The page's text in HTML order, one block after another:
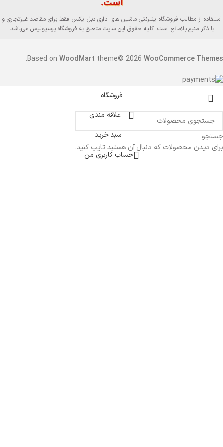
است.
استفاده از مطالب فروشگاه اینترنتی ماشین های اداری دبل ایکس فقط برای مقاصد غیرتجاری و
با ذکر منبع بلامانع است. کلیه حقوق این سایت متعلق به فروشگاه پرسپولیس می‌باشد.
Based on WoodMart theme© 2026 WooCommerce Themes
.
جستجو
برای دیدن محصولات که دنبال آن هستید تایپ کنید.
فروشگاه
علاقه مندی
سبد خرید
حساب کاربری من